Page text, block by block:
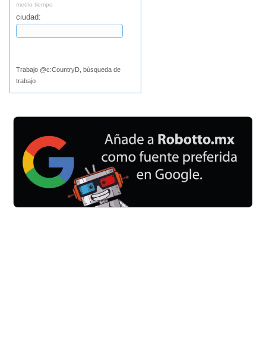
medio tiempo
ciudad:
Trabajo @c:CountryD, búsqueda de
trabajo